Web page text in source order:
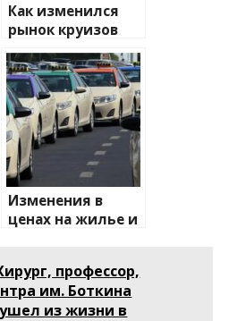
Как изменился
рынок круизов
после пандемии
Изменения в
ценах на жилье и
профессор,
им. Боткина
из жизни в